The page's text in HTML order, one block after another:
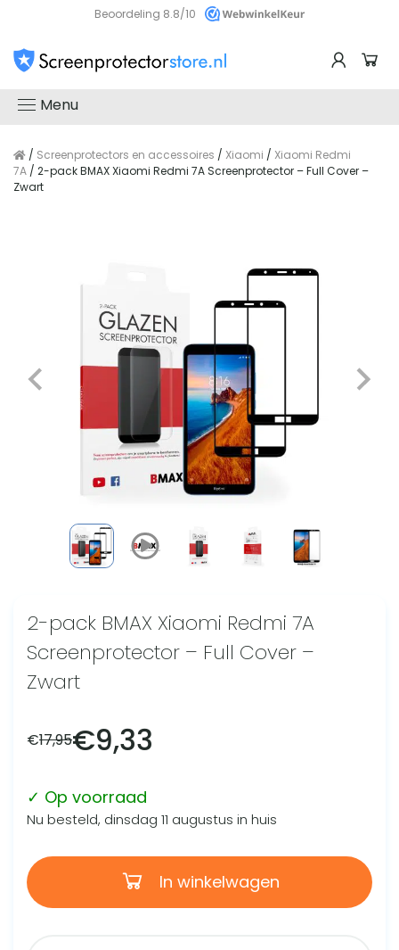
Beoordeling 8.8/10
Menu
/ Screenprotectors en accessoires / Xiaomi / Xiaomi Redmi
7A / 2-pack BMAX Xiaomi Redmi 7A Screenprotector – Full Cover –
Zwart
2-pack BMAX Xiaomi Redmi 7A
Screenprotector – Full Cover –
Zwart
€17,95€9,33
✓ Op voorraad
Nu besteld, dinsdag 11 augustus in huis
In winkelwagen